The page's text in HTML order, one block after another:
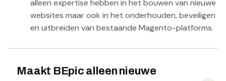
alleen expertise hebben in het bouwen van nieuwe
websites maar ook in het onderhouden, beveiligen
en uitbreiden van bestaande Magento-platforms.
Maakt BEpic alleen nieuwe